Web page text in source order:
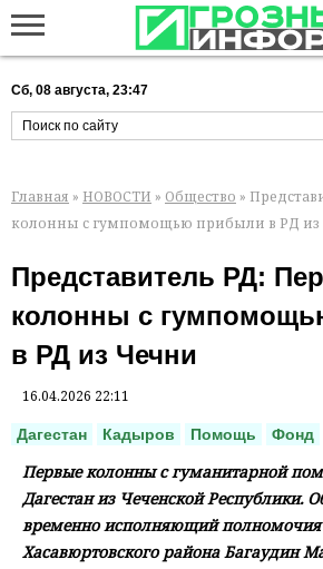
Сб, 08 августа, 23:47
Главная » НОВОСТИ » Общество »
колонны с гумпомощью прибыли в РД из
Представитель РД:
колонны с
в РД из Чечни
16.04.2026 22:11
Дагестан Кадыров Помощь Фонд
Первые колонны с гуманитарной
Дагестан из Чеченской Республики.
временно исполняющий
Хасавюртовского района Багаудин